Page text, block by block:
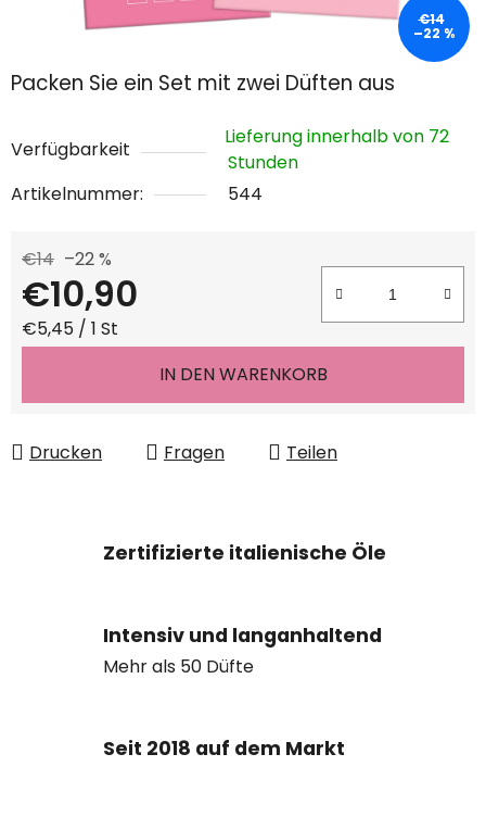
Packen Sie ein Set mit zwei Düften aus
Verfügbarkeit
Lieferung innerhalb von 72
Stunden
Artikelnummer:
544
€14 –22 %
€10,90
Verkaufspreis:
€5,45 / 1 St
IN DEN WARENKORB
Drucken Fragen Teilen
€14
–22 %
Zertifizierte italienische Öle
Intensiv und langanhaltend
Mehr als 50 Düfte
Seit 2018 auf dem Markt